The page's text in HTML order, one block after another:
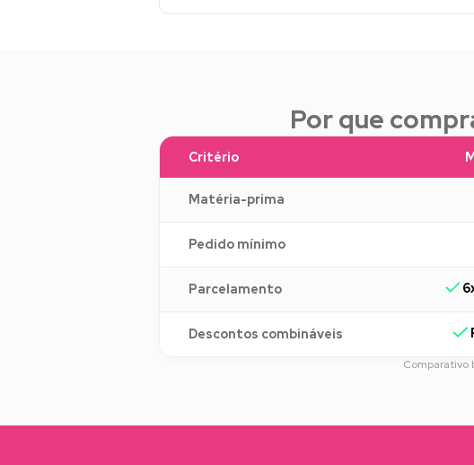
Por que
Critério
Matéria-prima
Pedido mínimo
Parcelamento
Descontos combináveis
Comparativo